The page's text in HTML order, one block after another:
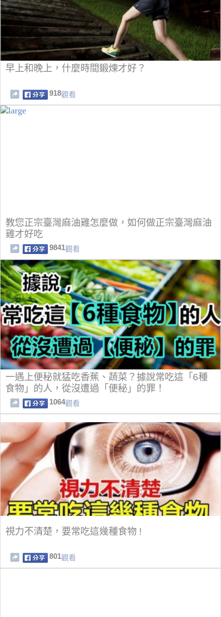
早上和晚上，什麼時間鍛煉才好？
918觀看
教您正宗臺灣麻油雞怎麼做，如何做正宗臺灣麻油
雞才好吃
9841觀看
一遇上便秘就猛吃香蕉、蔬菜？據說常吃這「6種
食物」的人，從沒遭過「便秘」的罪！
1064觀看
視力不清楚，要常吃這幾種食物 !
801觀看